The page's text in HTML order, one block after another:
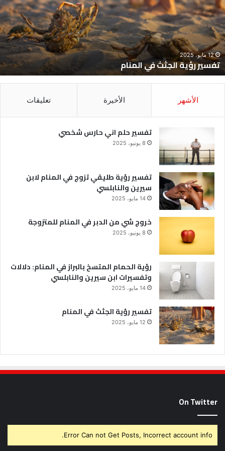
المنام
12 مايو، 2025
تفسير رؤية الجثث في المنام
الأشهر الأخيرة تعليقات
تفسير حلم اني حارس شخصي
8 يونيو، 2025
تفسير رؤية طليقي تزوج في المنام لابن
سيرين والنابلسي
14 مايو، 2025
خروج شي من الدبر في المنام للمتزوجة
8 يونيو، 2025
رؤية الحمام المتسخ بالبراز في المنام: دلالات
وتفسيرات ابن سيرين والنابلسي
14 مايو، 2025
تفسير رؤية الجثث في المنام
12 مايو، 2025
On Twitter
Error Can not Get Posts, Incorrect account info.